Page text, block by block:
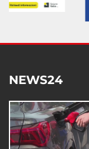
NEWS24